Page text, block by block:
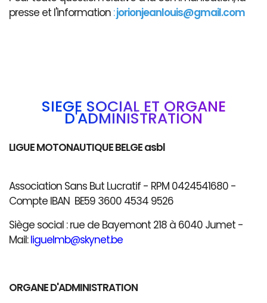
presse et l'information :jorionjeanlouis@gmail.com
SIÈGE SOCIAL ET ORGANE
D'ADMINISTRATION
LIGUE MOTONAUTIQUE BELGE asbl
Association Sans But Lucratif - RPM 0424541680 -
Compte IBAN BE59 3600 4534 9526
Siège social : rue de Bayemont 218 à 6040 Jumet -
Mail:liguelmb@skynet.be
ORGANE D'ADMINISTRATION